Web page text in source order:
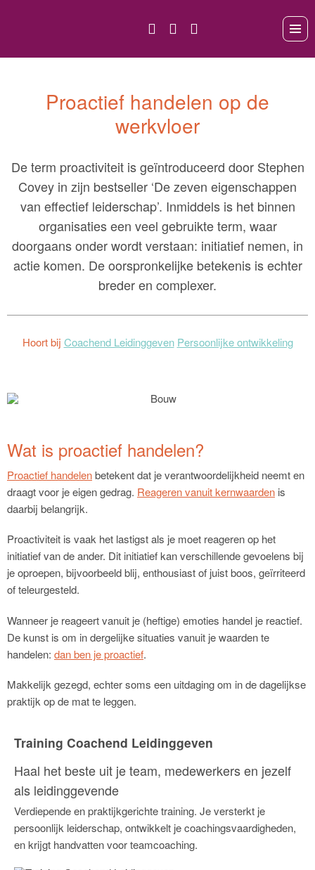
Proactief handelen op de
werkvloer
De term proactiviteit is geïntroduceerd door Stephen
Covey in zijn bestseller ‘De zeven eigenschappen
van effectief leiderschap’. Inmiddels is het binnen
organisaties een veel gebruikte term, waar
doorgaans onder wordt verstaan: initiatief nemen, in
actie komen. De oorspronkelijke betekenis is echter
breder en complexer.
Hoort bij Coachend Leidinggeven Persoonlijke ontwikkeling
Wat is proactief handelen?
Proactief handelenbetekent dat je verantwoordelijkheid neemt en
draagt voor je eigen gedrag. Reageren vanuit kernwaarden is
daarbij belangrijk.
Proactiviteit is vaak het lastigst als je moet reageren op het
initiatief van de ander. Dit initiatief kan verschillende gevoelens bij
je oproepen, bijvoorbeeld blij, enthousiast of juist boos, geïrriteerd
of teleurgesteld.
Wanneer je reageert vanuit je (heftige) emoties handel je reactief.
De kunst is om in dergelijke situaties vanuit je waarden te
handelen: dan ben je proactief.
Makkelijk gezegd, echter soms een uitdaging om in de dagelijkse
praktijk op de mat te leggen.
Training Coachend Leidinggeven
Haal het beste uit je team, medewerkers en jezelf
als leidinggevende
Verdiepende en praktijkgerichte training. Je versterkt je
persoonlijk leiderschap, ontwikkelt je coachingsvaardigheden,
en krijgt handvatten voor teamcoaching.